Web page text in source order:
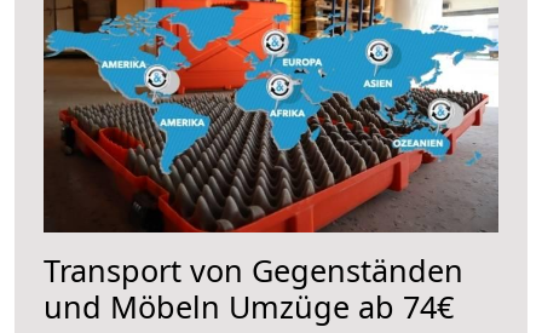
Transport von Gegenständen
und Möbeln Umzüge ab 74€